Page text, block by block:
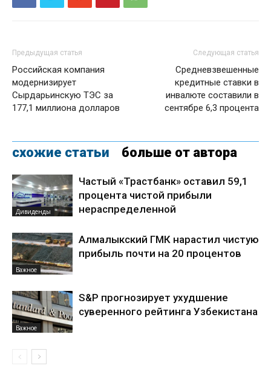
Предыдущая статья
Российская компания
модернизирует
Сырдарьинскую ТЭС за
177,1 миллиона долларов
Следующая статья
Средневзвешенные
кредитные ставки в
инвалюте составили в
сентябре 6,3 процента
схожие статьи больше от автора
Дивиденды
Частый «Трастбанк» оставил 59,1
процента чистой прибыли
нераспределенной
Важное
Алмалыкский ГМК нарастил чистую
прибыль почти на 20 процентов
Важное
S&P прогнозирует ухудшение
суверенного рейтинга Узбекистана